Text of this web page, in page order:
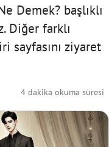
Demek? başlıklı
Diğer farklı
sayfasını ziyaret
4 dakika okuma süresi